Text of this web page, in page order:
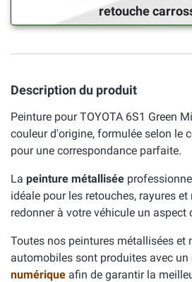
retouche
Description du produit
Peinture pour TOYOTA 6S1 Green
couleur d'origine, formulée selon le
pour une correspondance parfaite.
La peinture métallisée
idéale pour les retouches, rayures
redonner à votre véhicule un aspect
Toutes nos peintures métallisées et
automobiles sont produites avec un
numérique afin de garantir la